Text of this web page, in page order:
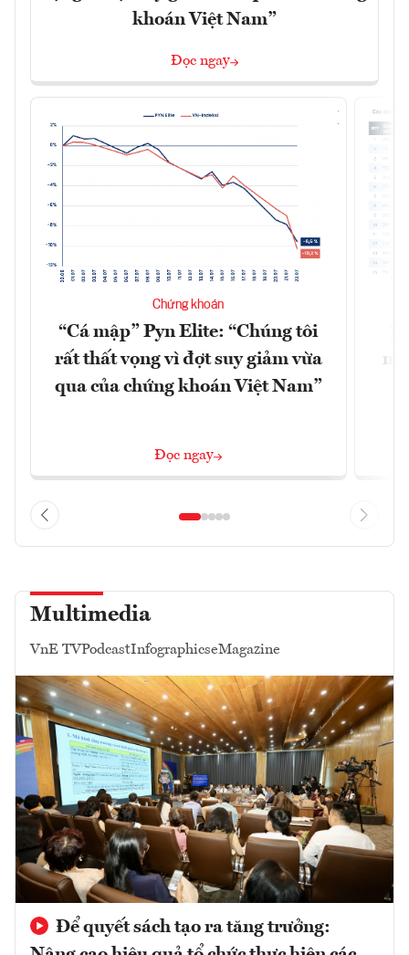
khoán Việt Nam”
Đọc ngay
Chứng khoán
“Cá mập” Pyn Elite: “Chúng tôi
rất thất vọng vì đợt suy giảm vừa
qua của chứng khoán Việt Nam”
Đọc ngay
Multimedia
VnE TVPodcastInfographicseMagazine
Để quyết sách tạo ra tăng trưởng: